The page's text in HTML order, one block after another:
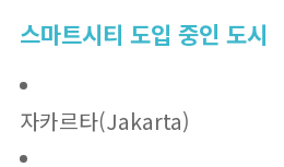
스마트시티 도입 중인 도시
자카르타(Jakarta)